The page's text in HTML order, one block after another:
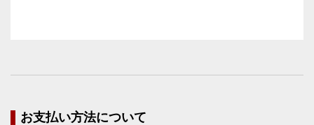
お支払い方法について